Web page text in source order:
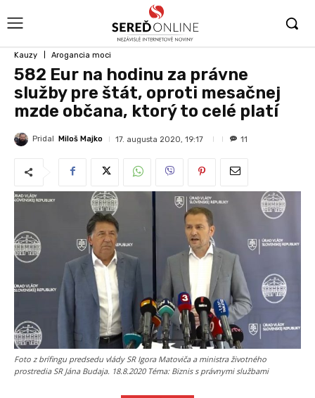
Kauzy Arogancia moci
582 Eur na hodinu za právne
služby pre štát, oproti mesačnej
mzde občana, ktorý to celé platí
Pridal Miloš Majko 17. augusta 2020, 19:17 11
Foto z brífingu predsedu vlády SR Igora Matoviča a ministra životného
prostredia SR Jána Budaja. 18.8.2020 Téma: Biznis s právnymi službami